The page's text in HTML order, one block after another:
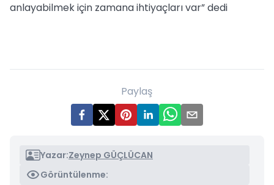
anlayabilmek için zamana ihtiyaçları var” dedi
Paylaş
Yazar:Zeynep GÜÇLÜCAN
Görüntülenme: